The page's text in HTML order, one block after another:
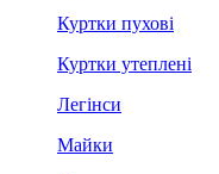
Куртки пухові
Куртки утеплені
Легінси
Майки